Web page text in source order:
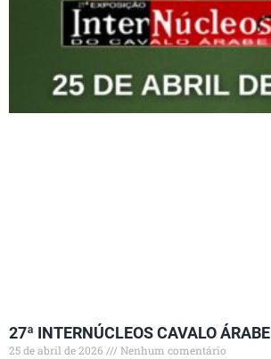
27ª INTERNÚCLEOS CAVALO ÁRABE
25 de abril de 2026
Nenhum comentário